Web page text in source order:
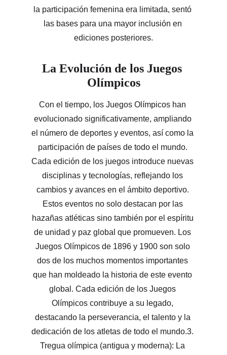
la participación femenina era limitada, sentó
las bases para una mayor inclusión en
ediciones posteriores.
La Evolución de los Juegos
Olímpicos
Con el tiempo, los Juegos Olímpicos han
evolucionado significativamente, ampliando
el número de deportes y eventos, así como la
participación de países de todo el mundo.
Cada edición de los juegos introduce nuevas
disciplinas y tecnologías, reflejando los
cambios y avances en el ámbito deportivo.
Estos eventos no solo destacan por las
hazañas atléticas sino también por el espíritu
de unidad y paz global que promueven. Los
Juegos Olímpicos de 1896 y 1900 son solo
dos de los muchos momentos importantes
que han moldeado la historia de este evento
global. Cada edición de los Juegos
Olímpicos contribuye a su legado,
destacando la perseverancia, el talento y la
dedicación de los atletas de todo el mundo.3.
Tregua olímpica (antigua y moderna): La